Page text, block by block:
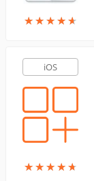
★★★★★
★★★★★
iOS
★★★★★
★★★★★